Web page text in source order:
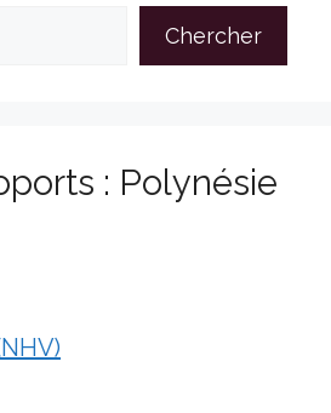
Chercher
: Polynésie